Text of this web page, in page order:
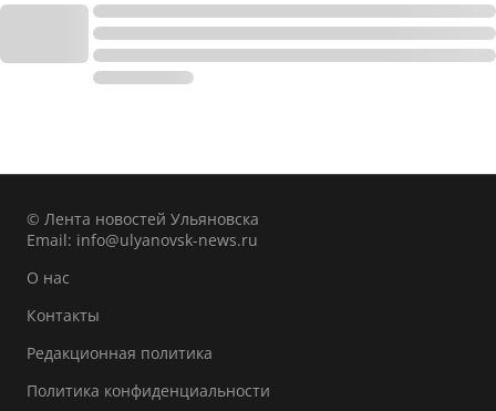
© Лента новостей Ульяновска
Email: info@ulyanovsk-news.ru
О нас
Контакты
Редакционная политика
Политика конфиденциальности